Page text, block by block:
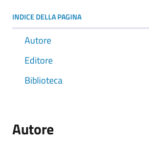
INDICE DELLA PAGINA
Autore
Editore
Biblioteca
Autore